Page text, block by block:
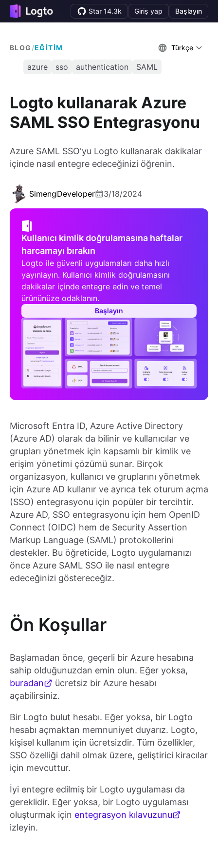
Star 14.3k Giriş yap Başlayın
BLOG /EĞITIM Türkçe
azure sso authentication SAML
Logto kullanarak Azure
SAML SSO Entegrasyonu
Azure SAML SSO'yu Logto kullanarak dakikalar
içinde nasıl entegre edeceğinizi öğrenin.
SimengDeveloper 3/18/2024
Kullanıcı kimlik doğrulamasına haftalar
harcamayı bırakın
Logto ile güvenli uygulamaları daha hızlı
yayınlayın. Kullanıcı kimlik doğrulamasını
dakikalar içinde entegre edin ve temel
ürününüze odaklanın.
Başlayın
Microsoft Entra ID, Azure Active Directory
(Azure AD) olarak da bilinir ve kullanıcılar ve
grupları yönetmek için kapsamlı bir kimlik ve
erişim yönetimi çözümü sunar. Birçok
organizasyon, kullanıcı ve gruplarını yönetmek
için Azure AD kullanır ve ayrıca tek oturum açma
(SSO) entegrasyonu için popüler bir tercihtir.
Azure AD, SSO entegrasyonu için hem OpenID
Connect (OIDC) hem de Security Assertion
Markup Language (SAML) protokollerini
destekler. Bu öğreticide, Logto uygulamanızı
önce Azure SAML SSO ile nasıl entegre
edeceğinizi göstereceğiz.
Ön Koşullar
Başlamadan önce, geçerli bir Azure hesabına
sahip olduğunuzdan emin olun. Eğer yoksa,
buradan
ücretsiz bir Azure hesabı
açabilirsiniz.
Bir Logto bulut hesabı. Eğer yoksa, bir Logto
hesabı açmaktan memnuniyet duyarız. Logto,
kişisel kullanım için ücretsizdir. Tüm özellikler,
SSO özelliği dahil olmak üzere, geliştirici kiracılar
için mevcuttur.
İyi entegre edilmiş bir Logto uygulaması da
gereklidir. Eğer yoksa, bir Logto uygulaması
oluşturmak için entegrasyon kılavuzunu
izleyin.